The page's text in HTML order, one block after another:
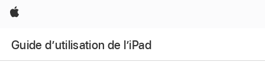
Apple
Guide d’utilisation de l’iPad